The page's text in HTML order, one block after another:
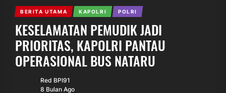
BERITA UTAMA KAPOLRI POLRI
KESELAMATAN PEMUDIK JADI
PRIORITAS, KAPOLRI PANTAU
OPERASIONAL BUS NATARU
Red BPI91
8 Bulan Ago